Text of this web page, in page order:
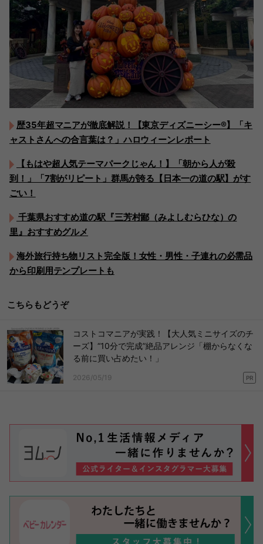
歴35年超マニアが徹底解説！【東京ディズニーシー®︎】「キ
ャストさんへの合言葉は？」ハロウィーンレポート
【もはや超人気テーマパークじゃん！】「朝から人が殺
到！」「7割がリピート」群馬が誇る【日本一の道の駅】がす
ごい！
千葉県おすすめ道の駅『三芳村鄙（みよしむらひな）の
里』おすすめグルメ
海外旅行持ち物リスト完全版！女性・男性・子連れの必需品
から印刷用テンプレートも
こちらもどうぞ
コストコマニアが実践！【大人気ミニサイズのチ
ーズ】“10分で完成”絶品アレンジ「棚からなくな
る前に買い占めたい！」
2026/05/19 PR